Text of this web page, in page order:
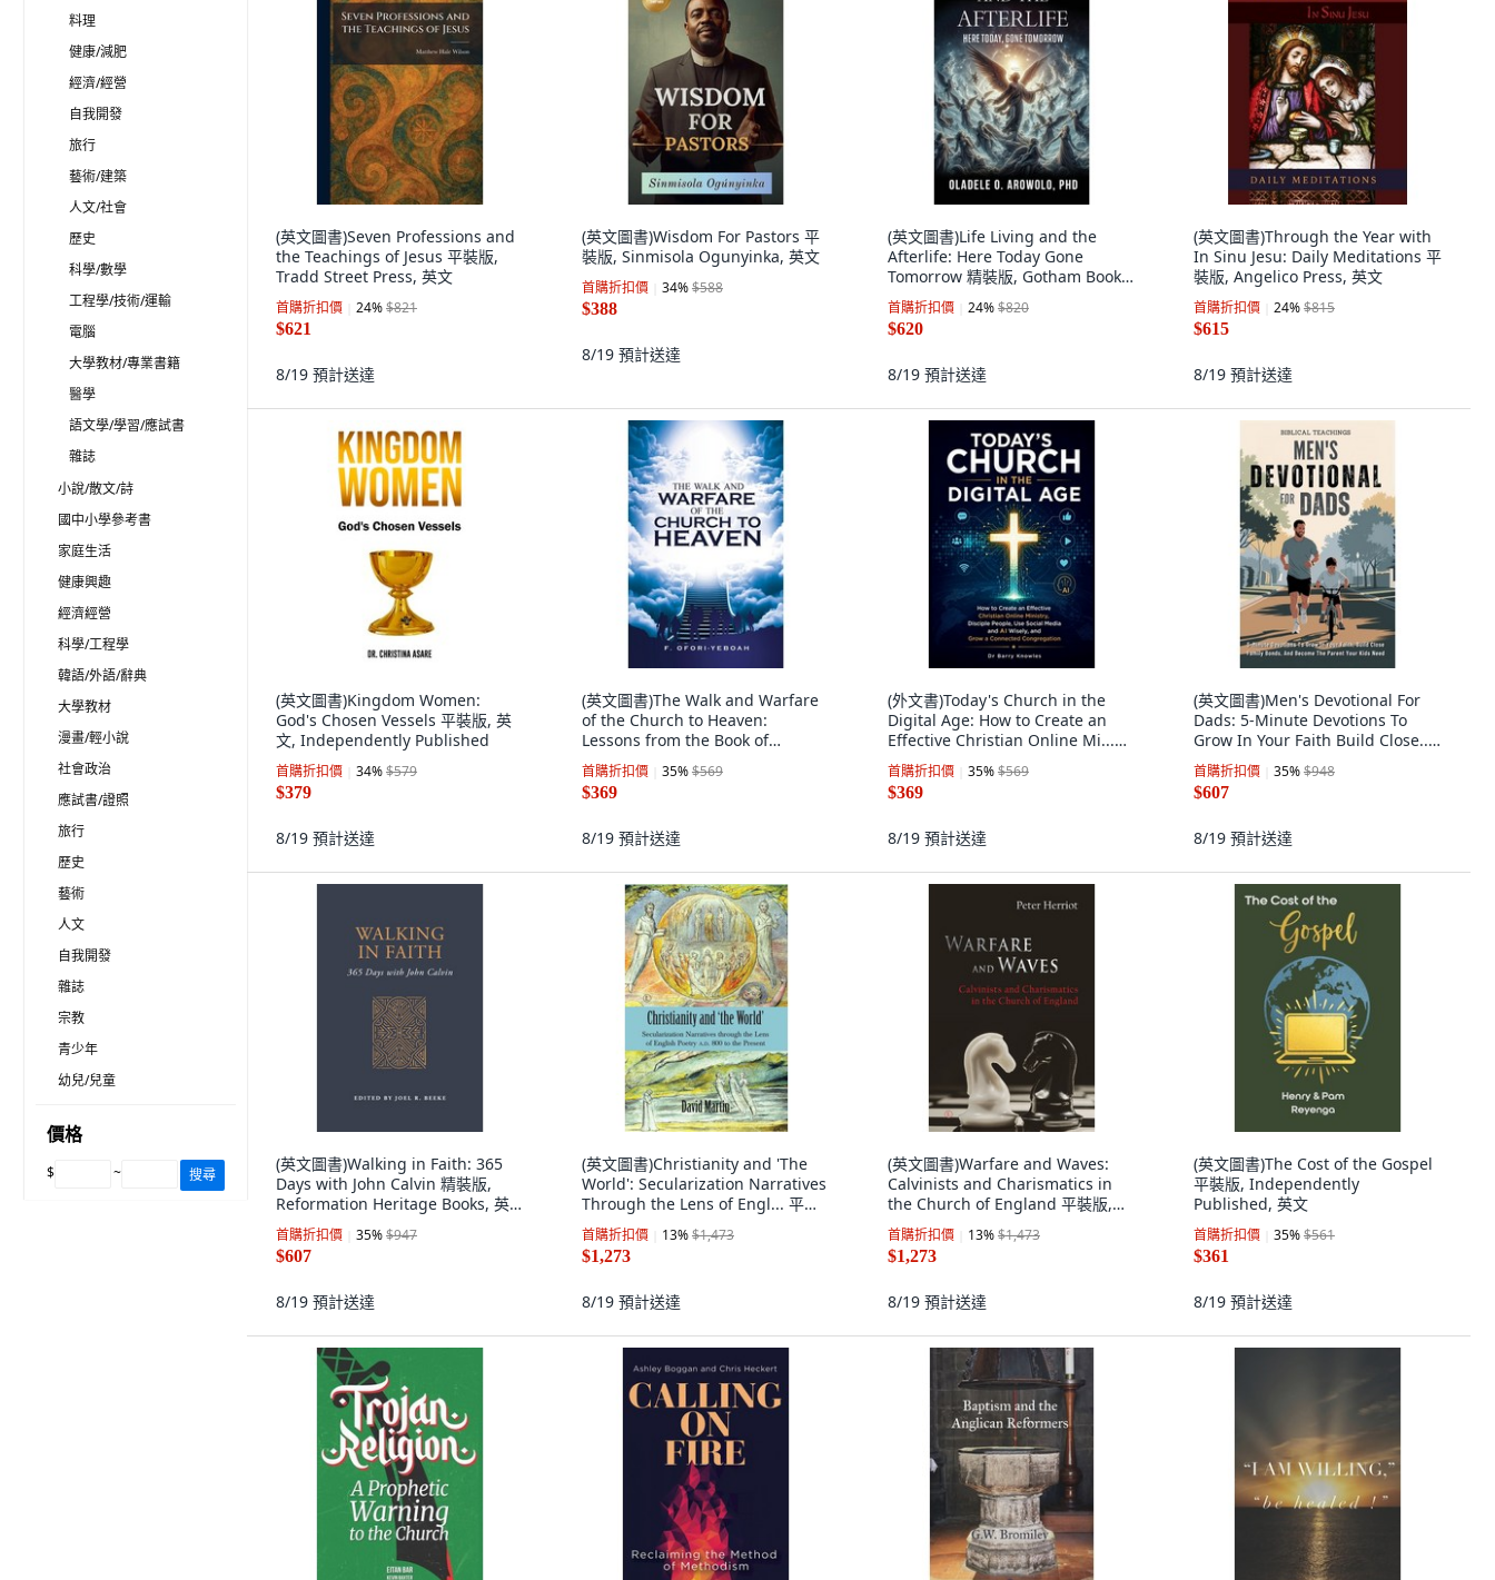
料理
健康/減肥
經濟/經營
自我開發
旅行
藝術/建築
人文/社會
歷史
科學/數學
工程學/技術/運輸
電腦
大學教材/專業書籍
醫學
語文學/學習/應試書
雜誌
小說/散文/詩
國中小學參考書
家庭生活
健康興趣
經濟經營
科學/工程學
韓語/外語/辭典
大學教材
漫畫/輕小說
社會政治
應試書/證照
旅行
歷史
藝術
人文
自我開發
雜誌
宗教
青少年
幼兒/兒童
價格
$ ~ 搜尋
(英文圖書)Seven Professions and
the Teachings of Jesus 平裝版,
Tradd Street Press, 英文
首購折扣價 24%$821
$621
8/19 預計送達
(英文圖書)Wisdom For Pastors 平
裝版, Sinmisola Ogunyinka, 英文
首購折扣價 34%$588
$388
8/19 預計送達
(英文圖書)Life Living and the
Afterlife: Here Today Gone
Tomorrow 精裝版, Gotham Books,
英文
首購折扣價 24%$820
$620
8/19 預計送達
(英文圖書)Through the Year with
In Sinu Jesu: Daily Meditations 平
裝版, Angelico Press, 英文
首購折扣價 24%$815
$615
8/19 預計送達
(英文圖書)Kingdom Women:
God's Chosen Vessels 平裝版, 英
文, Independently Published
首購折扣價 34%$579
$379
8/19 預計送達
(英文圖書)The Walk and Warfare
of the Church to Heaven:
Lessons from the Book of
Ephesians 平裝版, Independently
Published, 英文
首購折扣價 35%$569
$369
8/19 預計送達
(外文書)Today's Church in the
Digital Age: How to Create an
Effective Christian Online Mi...
Paperback, Independently
Published, English
首購折扣價 35%$569
$369
8/19 預計送達
(英文圖書)Men's Devotional For
Dads: 5-Minute Devotions To
Grow In Your Faith Build Close...
精裝版, Biblical Teachings, 英文
首購折扣價 35%$948
$607
8/19 預計送達
(英文圖書)Walking in Faith: 365
Days with John Calvin 精裝版,
Reformation Heritage Books, 英
文
首購折扣價 35%$947
$607
8/19 預計送達
(英文圖書)Christianity and 'The
World': Secularization Narratives
Through the Lens of Engl... 平裝
版, Lutterworth Press, 英文, 平裝
本
首購折扣價 13%$1,473
$1,273
8/19 預計送達
(英文圖書)Warfare and Waves:
Calvinists and Charismatics in
the Church of England 平裝版,
Lutterworth Press, 英文, 平裝本
首購折扣價 13%$1,473
$1,273
8/19 預計送達
(英文圖書)The Cost of the Gospel
平裝版, Independently
Published, 英文
首購折扣價 35%$561
$361
8/19 預計送達